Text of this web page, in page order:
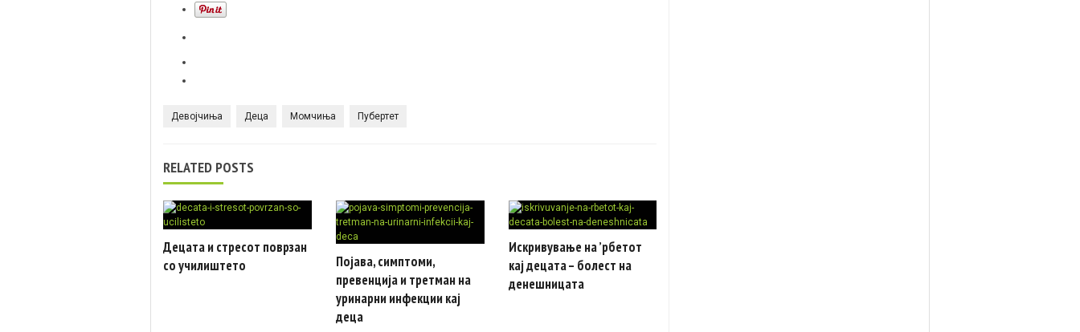
Девојчиња Деца Момчиња Пубертет
RELATED POSTS
Децата и стресот поврзан
со училиштето
Појава, симптоми,
превенција и третман на
уринарни инфекции кај
деца
Искривување на ’рбетот
кај децата – болест на
денешницата